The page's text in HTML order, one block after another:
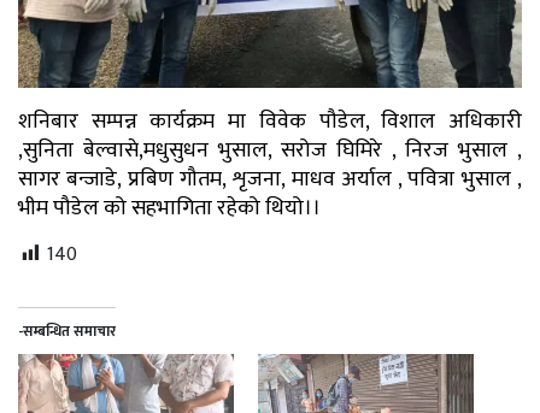
शनिबार सम्पन्न कार्यक्रम मा विवेक पौडेल, विशाल अधिकारी
,सुनिता बेल्वासे,मधुसुधन भुसाल, सरोज घिमिरे , निरज भुसाल ,
सागर बन्जाडे, प्रबिण गौतम, शृजना, माधव अर्याल , पवित्रा भुसाल ,
भीम पौडेल को सहभागिता रहेको थियो।।
140
-सम्बन्धित समाचार